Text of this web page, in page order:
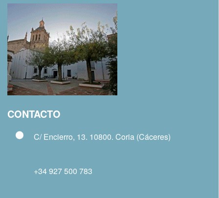
CONTACTO
C/ Encierro, 13. 10800. Coria (Cáceres)
+34 927 500 783